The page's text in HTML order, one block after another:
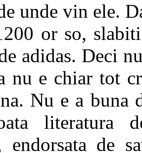
unde vin ele.
or so,
adidas. Deci
nu e chiar tot
Nu e a buna
literatura
endorsata de